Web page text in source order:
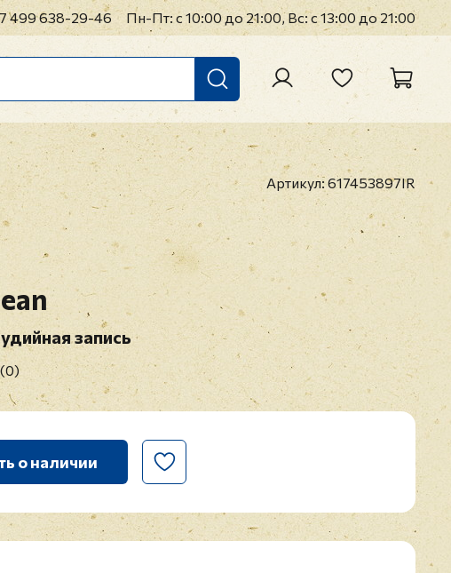
499 638-29-46 Пн-Пт: с 10:00 до 21:00, Вс: с 13:00 до 21:00
Артикул:617453897IR
запись
(0)
о наличии